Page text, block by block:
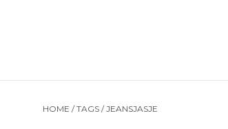
HOME /TAGS /JEANSJASJE